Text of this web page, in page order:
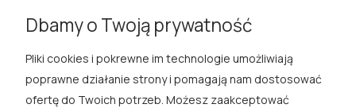
zawiązujące owoce
ROSA ĆWIK
Dbamy o Twoją prywatność
Pliki cookies i pokrewne im technologie umożliwiają
poprawne działanie strony i pomagają nam dostosować
ofertę do Twoich potrzeb. Możesz zaakceptować